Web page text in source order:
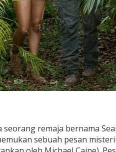
remaja bernama
sebuah pesan